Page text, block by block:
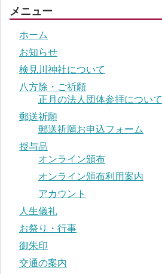
メニュー
ホーム
お知らせ
検見川神社について
八方除・ご祈願
正月の法人団体参拝について
郵送祈願
郵送祈願お申込フォーム
授与品
オンライン頒布
オンライン頒布利用案内
アカウント
人生儀礼
お祭り・行事
御朱印
交通の案内